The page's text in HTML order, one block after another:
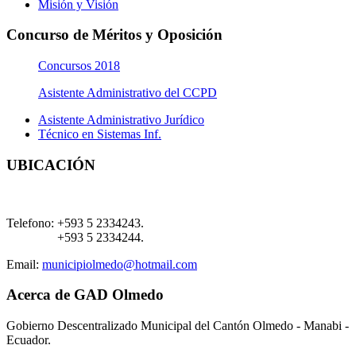
Misión y Visión
Concurso de Méritos y Oposición
Concursos 2018
Asistente Administrativo del CCPD
Asistente Administrativo Jurídico
Técnico en Sistemas Inf.
UBICACIÓN
Telefono: +593 5 2334243.
+593 5 2334244.
Email: municipiolmedo@hotmail.com
Acerca de GAD Olmedo
Gobierno Descentralizado Municipal del Cantón Olmedo - Manabi -
Ecuador.